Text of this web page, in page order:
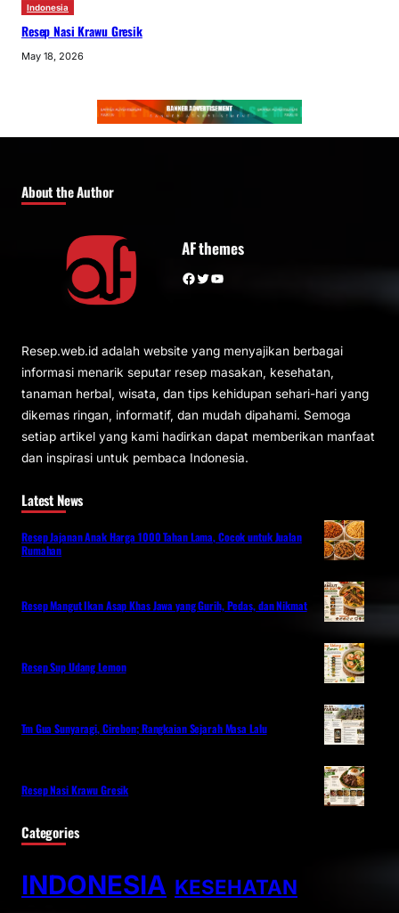
Indonesia
Resep Nasi Krawu Gresik
May 18, 2026
About the Author
AF themes
Facebook Twitter YouTube
Resep.web.id adalah website yang menyajikan berbagai
informasi menarik seputar resep masakan, kesehatan,
tanaman herbal, wisata, dan tips kehidupan sehari-hari yang
dikemas ringan, informatif, dan mudah dipahami. Semoga
setiap artikel yang kami hadirkan dapat memberikan manfaat
dan inspirasi untuk pembaca Indonesia.
Latest News
Resep Jajanan Anak Harga 1000 Tahan Lama, Cocok untuk Jualan
Rumahan
Resep Mangut Ikan Asap Khas Jawa yang Gurih, Pedas, dan Nikmat
Resep Sup Udang Lemon
Tm Gua Sunyaragi, Cirebon; Rangkaian Sejarah Masa Lalu
Resep Nasi Krawu Gresik
Categories
INDONESIA KESEHATAN